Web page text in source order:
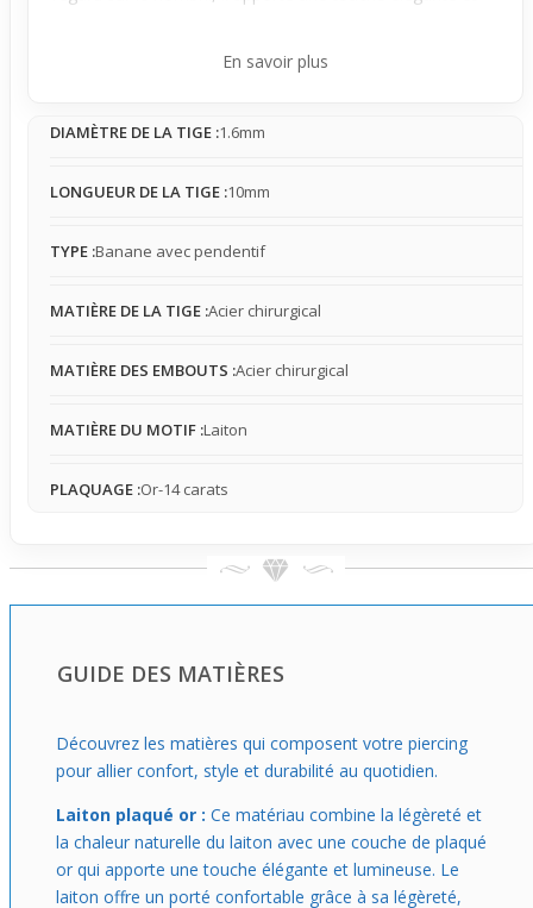
Conçu pour un port facile, ce bijou stable reste en place
modérée qui s'intègre bien, même en contact avec les
naturelle au quotidien, parfaite pour un usage
Adapté à un style estival, ce piercing complète avec
valorisant la taille. Il apporte un détail lumineux qui finalise
une tenue légère, idéal pour celles qui souhaitent
et élégance.
En savoir plus
DIAMÈTRE DE LA TIGE :1.6mm
LONGUEUR DE LA TIGE :10mm
TYPE :Banane avec pendentif
MATIÈRE DE LA TIGE :Acier chirurgical
MATIÈRE DES EMBOUTS :Acier chirurgical
MATIÈRE DU MOTIF :Laiton
PLAQUAGE :Or-14 carats
GUIDE DES MATIÈRES
Découvrez les matières qui composent votre piercing
pour allier confort, style et durabilité au quotidien.
Laiton plaqué or : Ce matériau combine la légèreté et
la chaleur naturelle du laiton avec une couche de plaqué
or qui apporte une touche élégante et lumineuse. Le
laiton offre un porté confortable grâce à sa légèreté,